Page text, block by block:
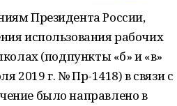
Президента России,
использования рабочих
(подпункты «б» и «в»
2019 г. № Пр-1418) в связи с
было направлено в